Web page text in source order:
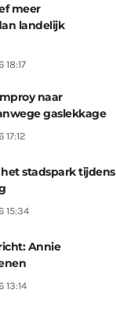
meer
landelijk
naar
gaslekkage
stadspark tijdens
15:34
Annie